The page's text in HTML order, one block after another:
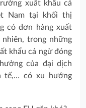
xuất khẩu cá
Nam tại khối thị
có đơn hàng xuất
nhiên, trong những
khẩu cá ngừ đóng
của đại dịch
tế,… có xu hướng